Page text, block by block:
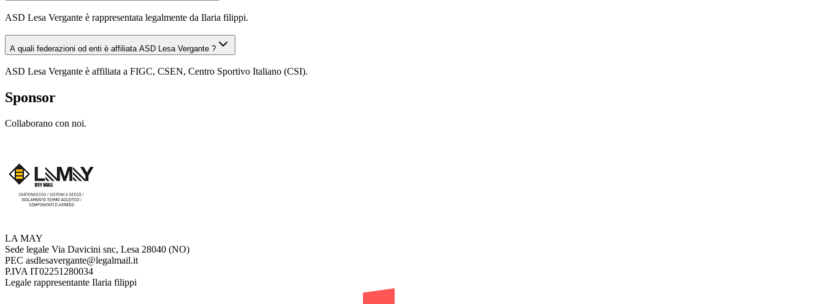
ASD Lesa Vergante è rappresentata legalmente da Ilaria filippi.
A quali federazioni od enti è affiliata ASD Lesa Vergante ?
ASD Lesa Vergante è affiliata a FIGC, CSEN, Centro Sportivo Italiano (CSI).
Sponsor
Collaborano con noi.
LA MAY
Sede legale Via Davicini snc, Lesa 28040 (NO)
PEC asdlesavergante@legalmail.it
P.IVA IT02251280034
Legale rappresentante Ilaria filippi